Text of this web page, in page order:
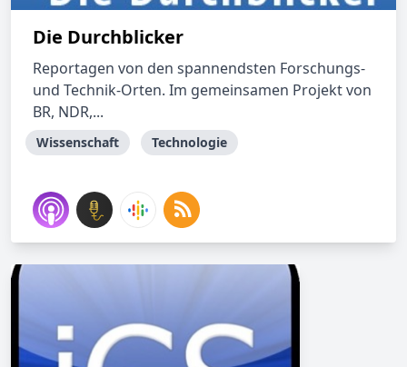
Die Durchblicker
Reportagen von den spannendsten Forschungs-
und Technik-Orten. Im gemeinsamen Projekt von
BR, NDR,...
Wissenschaft Technologie